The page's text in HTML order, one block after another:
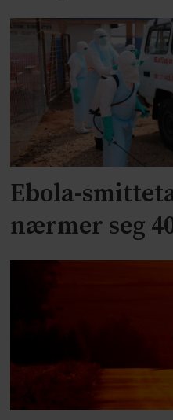
Ebola-
nærmer seg